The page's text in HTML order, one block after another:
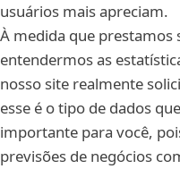
usuários mais apreciam.
À medida que
entendermos as
nosso site realmente
esse é o tipo de dados
importante para você,
previsões de negócios